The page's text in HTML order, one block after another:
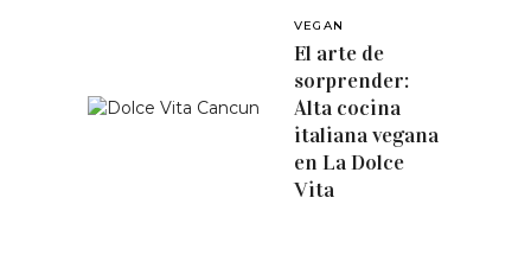
VEGAN
El arte de
sorprender:
Alta cocina
italiana vegana
en La Dolce
Vita